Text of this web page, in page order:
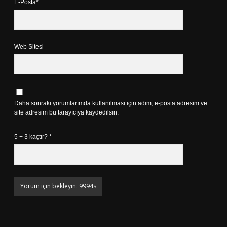
E-Posta*
Web Sitesi
Daha sonraki yorumlarımda kullanılması için adım, e-posta adresim ve
site adresim bu tarayıcıya kaydedilsin.
5 + 3 kaçtır? *